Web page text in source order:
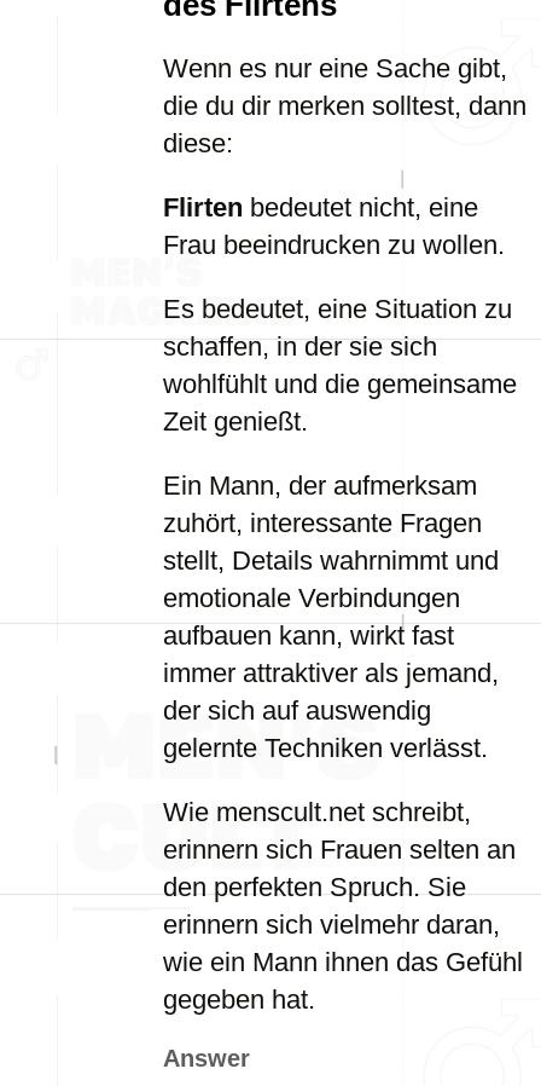
Wenn es nur eine Sache gibt,
die du dir merken solltest, dann
diese:
Flirten bedeutet nicht, eine
Frau beeindrucken zu wollen.
Es bedeutet, eine Situation zu
schaffen, in der sie sich
wohlfühlt und die gemeinsame
Zeit genießt.
Ein Mann, der aufmerksam
zuhört, interessante Fragen
stellt, Details wahrnimmt und
emotionale Verbindungen
aufbauen kann, wirkt fast
immer attraktiver als jemand,
der sich auf auswendig
gelernte Techniken verlässt.
Wie menscult.net schreibt,
erinnern sich Frauen selten an
den perfekten Spruch. Sie
erinnern sich vielmehr daran,
wie ein Mann ihnen das Gefühl
gegeben hat.
Answer